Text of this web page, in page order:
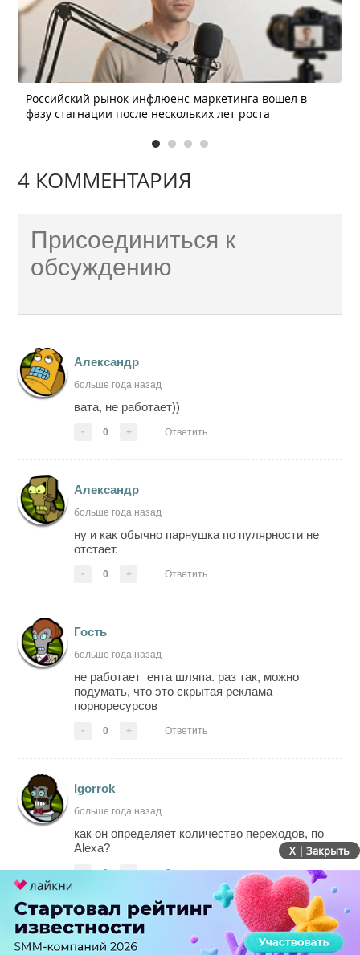
Российский рынок инфлюенс-маркетинга вошел в
фазу стагнации после нескольких лет роста
4 КОММЕНТАРИЯ
Александр
больше года назад
вата, не работает))
- 0 + Ответить
Александр
больше года назад
ну и как обычно парнушка по пулярности не
отстает.
- 0 + Ответить
Гость
больше года назад
не работает ента шляпа. раз так, можно
подумать, что это скрытая реклама
порноресурсов
- 0 + Ответить
Igorrok
больше года назад
как он определяет количество переходов, по
Alexa?
- 0 + Ответить
X | Закрыть